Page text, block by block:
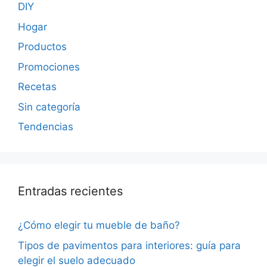
DIY
Hogar
Productos
Promociones
Recetas
Sin categoría
Tendencias
Entradas recientes
¿Cómo elegir tu mueble de baño?
Tipos de pavimentos para interiores: guía para
elegir el suelo adecuado